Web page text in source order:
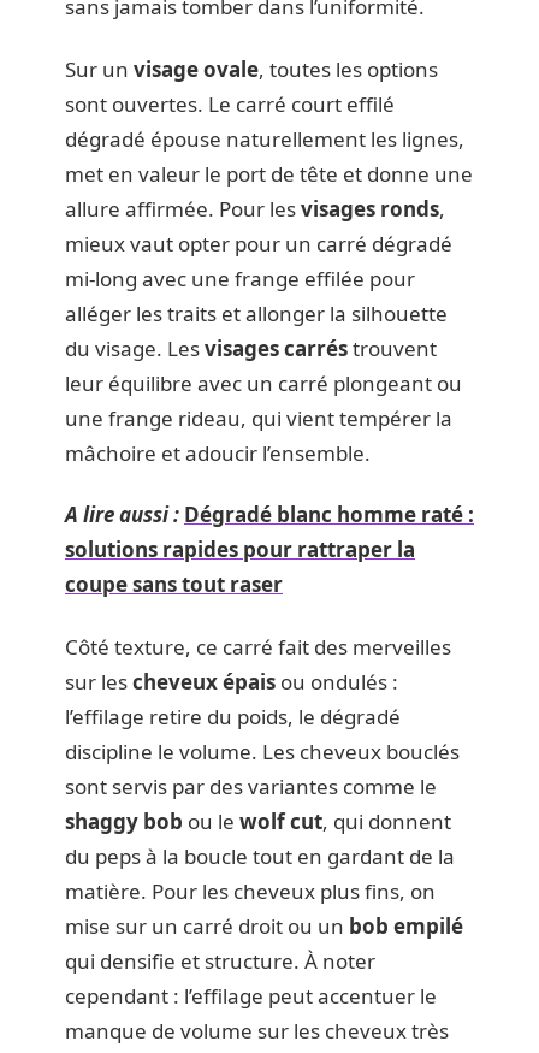
sans jamais tomber dans l’uniformité.
Sur un visage ovale, toutes les options
sont ouvertes. Le carré court effilé
dégradé épouse naturellement les lignes,
met en valeur le port de tête et donne une
allure affirmée. Pour lesvisages ronds,
mieux vaut opter pour un carré dégradé
mi-long avec une frange effilée pour
alléger les traits et allonger la silhouette
du visage. Lesvisages carréstrouvent
leur équilibre avec un carré plongeant ou
une frange rideau, qui vient tempérer la
mâchoire et adoucir l’ensemble.
A lire aussi : Dégradé blanc homme raté :
solutions rapides pour rattraper la
coupe sans tout raser
Côté texture, ce carré fait des merveilles
sur lescheveux épais ou ondulés :
l’effilage retire du poids, le dégradé
discipline le volume. Les cheveux bouclés
sont servis par des variantes comme le
shaggy bob ou le wolf cut, qui donnent
du peps à la boucle tout en gardant de la
matière. Pour les cheveux plus fins, on
mise sur un carré droit ou un bob empilé
qui densifie et structure. À noter
cependant : l’effilage peut accentuer le
manque de volume sur les cheveux très